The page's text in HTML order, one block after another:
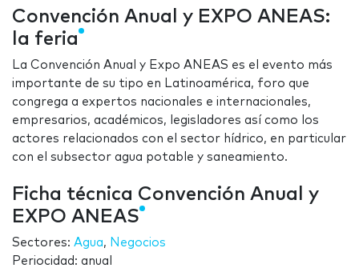
Convención Anual y EXPO ANEAS:
la feria
La Convención Anual y Expo ANEAS es el evento más
importante de su tipo en Latinoamérica, foro que
congrega a expertos nacionales e internacionales,
empresarios, académicos, legisladores así como los
actores relacionados con el sector hídrico, en particular
con el subsector agua potable y saneamiento.
Ficha técnica Convención Anual y
EXPO ANEAS
Sectores: Agua, Negocios
Periocidad: anual